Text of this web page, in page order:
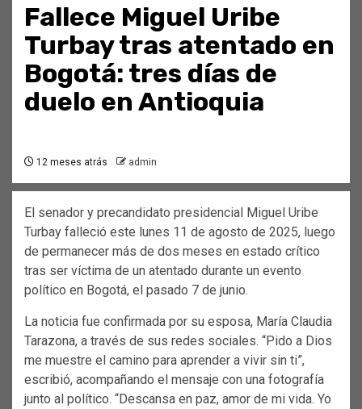
Fallece Miguel Uribe
Turbay tras atentado en
Bogotá: tres días de
duelo en Antioquia
12 meses atrás admin
El senador y precandidato presidencial Miguel Uribe
Turbay falleció este lunes 11 de agosto de 2025, luego
de permanecer más de dos meses en estado crítico
tras ser víctima de un atentado durante un evento
político en Bogotá, el pasado 7 de junio.
La noticia fue confirmada por su esposa, María Claudia
Tarazona, a través de sus redes sociales. “Pido a Dios
me muestre el camino para aprender a vivir sin ti”,
escribió, acompañando el mensaje con una fotografía
junto al político. “Descansa en paz, amor de mi vida. Yo